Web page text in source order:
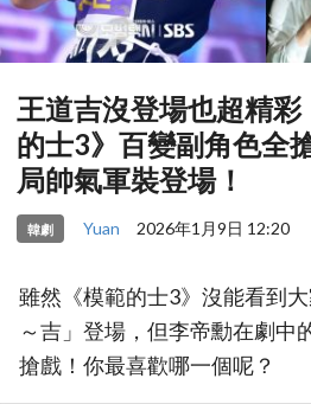
王道吉沒登場也超精
的士3》百變副角色全
局帥氣軍裝登場！
韓劇 Yuan 2026年1月9日 12:20
雖然《模範的士3》沒能看到
～吉」登場，但李帝勳在劇中
搶戲！你最喜歡哪一個呢？